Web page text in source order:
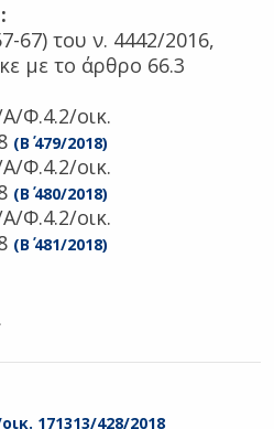
:
67) του ν. 4442/2016,
με το άρθρο 66.3
Φ.4.2/οικ.
(Β΄ 479/2018)
Φ.4.2/οικ.
(Β΄ 480/2018)
Φ.4.2/οικ.
(Β΄ 481/2018)
171313/428/2018